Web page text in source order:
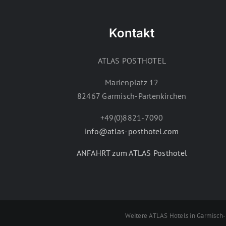
Kontakt
ATLAS POSTHOTEL
Marienplatz 12
82467 Garmisch-Partenkirchen
+49(0)8821-7090
info@atlas-posthotel.com
ANFAHRT zum ATLAS Posthotel
Weitere ATLAS Hotels in